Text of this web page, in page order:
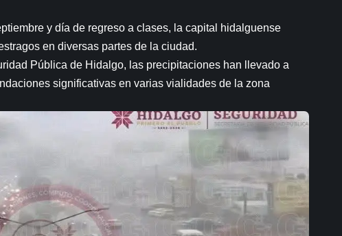
y día de regreso a clases, la capital hidalguense
en diversas partes de la ciudad.
Pública de Hidalgo, las precipitaciones han llevado a
significativas en varias vialidades de la zona